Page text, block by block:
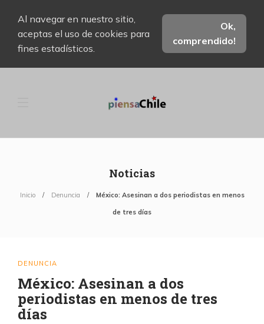
Al navegar en nuestro sitio,
aceptas el uso de cookies para
fines estadísticos.
Ok,
comprendido!
Noticias
Inicio Denuncia México: Asesinan a dos periodistas en menos
de tres días
DENUNCIA
México: Asesinan a dos
periodistas en menos de tres
días